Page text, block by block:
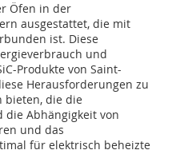
Öfen in der
ausgestattet, die mit
ist. Diese
und
Produkte von Saint-
Herausforderungen zu
bieten, die die
die Abhängigkeit von
und das
für elektrisch beheizte